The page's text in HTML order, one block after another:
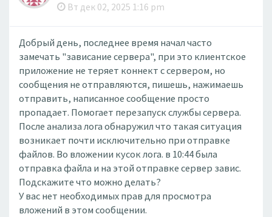
Вт дек 02, 2025 1:16 pm
Добрый день, последнее время начал часто
замечать "зависание сервера", при это клиентское
приложение не теряет коннект с сервером, но
сообщения не отправляются, пишешь, нажимаешь
отправить, написанное сообщение просто
пропадает. Помогает перезапуск службы сервера.
После анализа лога обнаружил что такая ситуация
возникает почти исключительно при отправке
файлов. Во вложении кусок лога. в 10:44 была
отправка файла и на этой отправке сервер завис.
Подскажите что можно делать?
У вас нет необходимых прав для просмотра
вложений в этом сообщении.